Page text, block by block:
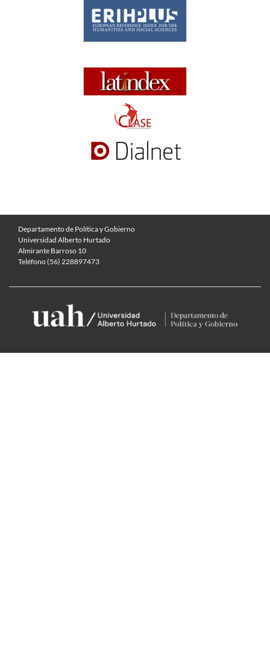
Departamento de Política y Gobierno
Universidad Alberto Hurtado
Almirante Barroso 10
Teléfono (56) 228897473